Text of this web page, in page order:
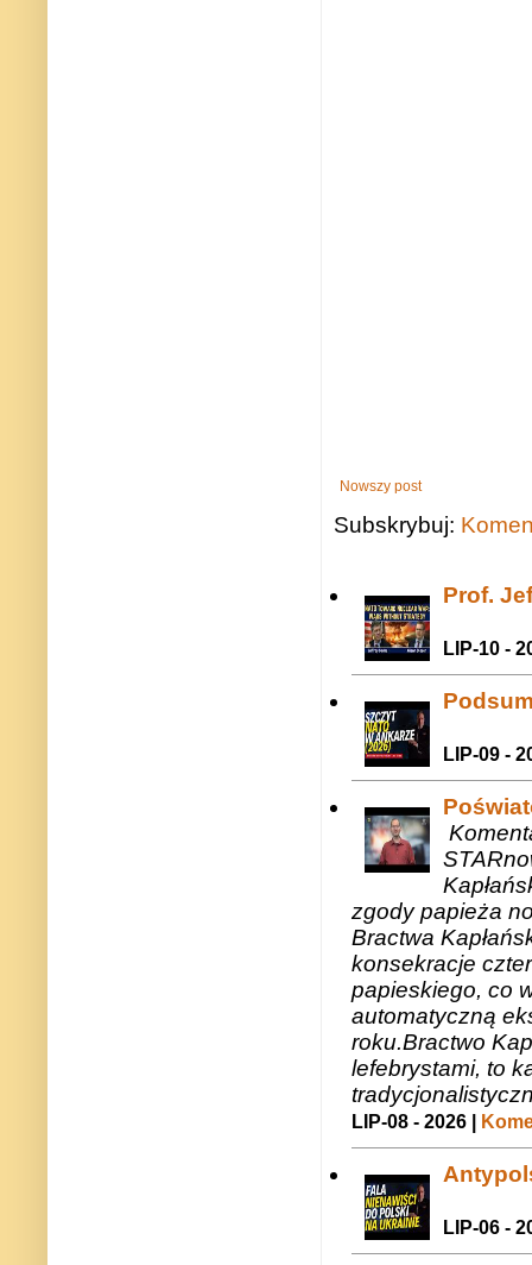
Nowszy post
Subskrybuj:
Prof.
LIP-10 -
LIP-09 -
zgody papieża
Bractwa
konsekracje
papieskiego, co
automatyczną
roku.Bractwo
lefebrystami, to
LIP-08 - 2026 |
LIP-06 -